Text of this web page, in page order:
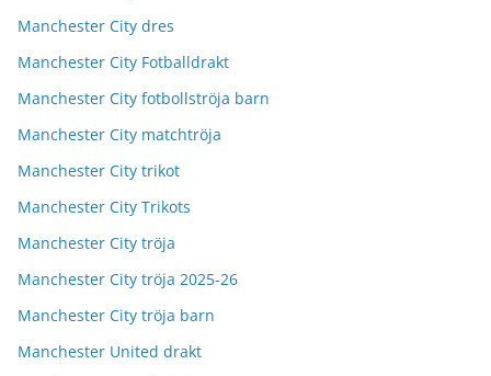
Manchester City dres
Manchester City Fotballdrakt
Manchester City fotbollströja barn
Manchester City matchtröja
Manchester City trikot
Manchester City Trikots
Manchester City tröja
Manchester City tröja 2025-26
Manchester City tröja barn
Manchester United drakt